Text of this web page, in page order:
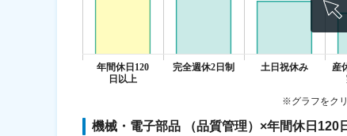
※グラフをク
機械・電子部品 （品質管理） ×年間休日120